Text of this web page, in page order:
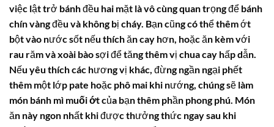
việc lật trở bánh đều hai mặt là vô cùng quan trọng để bánh
chín vàng đều và không bị cháy. Bạn cũng có thể thêm ớt
bột vào nước sốt nếu thích ăn cay hơn, hoặc ăn kèm với
rau răm và xoài bào sợi để tăng thêm vị chua cay hấp dẫn.
Nếu yêu thích các hương vị khác, đừng ngần ngại phết
thêm một lớp pate hoặc phô mai khi nướng, chúng sẽ làm
món bánh mì muối ớtcủa bạn thêm phần phong phú. Món
ăn này ngon nhất khi được thưởng thức ngay sau khi